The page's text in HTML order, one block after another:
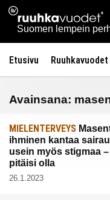
Siirry
sisältöön
Ruuhkavuodet.fi
Suomen lempein
Etusivu Ruuhkavuodet
Avainsana:
MIELENTERVEYS
ihminen kantaa
usein myös stigmaa
pitäisi olla
26.1.2023